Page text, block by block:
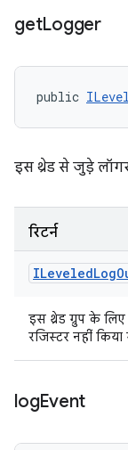
getLogger
public
इस थ्रेड से जुड़े
रिटर्न
ILeveledLog
इस थ्रेड ग्रुप के
रजिस्टर नहीं
logEvent